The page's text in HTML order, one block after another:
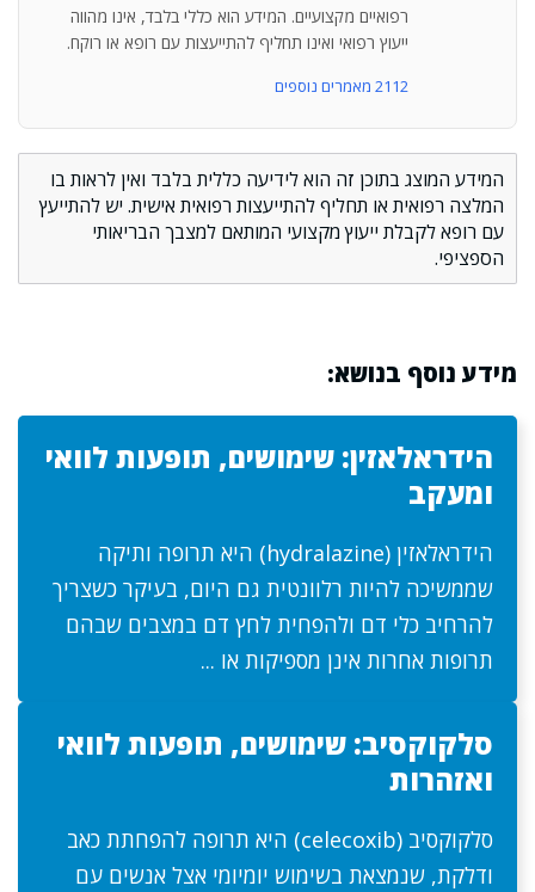
רפואיים מקצועיים. המידע הוא כללי בלבד, אינו מהווה
ייעוץ רפואי ואינו תחליף להתייעצות עם רופא או רוקח.
2112 מאמרים נוספים
המידע המוצג בתוכן זה הוא לידיעה כללית בלבד ואין לראות בו
המלצה רפואית או תחליף להתייעצות רפואית אישית. יש להתייעץ
עם רופא לקבלת ייעוץ מקצועי המותאם למצבך הבריאותי
הספציפי.
מידע נוסף בנושא:
הידראלאזין: שימושים, תופעות לוואי
ומעקב
הידראלאזין (hydralazine) היא תרופה ותיקה
שממשיכה להיות רלוונטית גם היום, בעיקר כשצריך
להרחיב כלי דם ולהפחית לחץ דם במצבים שבהם
תרופות אחרות אינן מספיקות או ...
סלקוקסיב: שימושים, תופעות לוואי
ואזהרות
סלקוקסיב (celecoxib) היא תרופה להפחתת כאב
ודלקת, שנמצאת בשימוש יומיומי אצל אנשים עם